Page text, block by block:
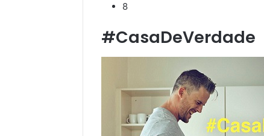
8
#CasaDeVerdade